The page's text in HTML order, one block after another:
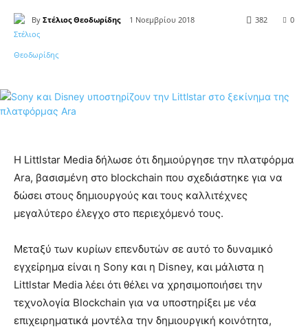
By Στέλιος Θεοδωρίδης 1 Νοεμβρίου 2018 0
382
Η Littlstar Media δήλωσε ότι δημιούργησε την πλατφόρμα
Ara, βασισμένη στο blockchain που σχεδιάστηκε για να
δώσει στους δημιουργούς και τους καλλιτέχνες
μεγαλύτερο έλεγχο στο περιεχόμενό τους.
Μεταξύ των κυρίων επενδυτών σε αυτό το δυναμικό
εγχείρημα είναι η Sony και η Disney, και μάλιστα η
Littlstar Media λέει ότι θέλει να χρησιμοποιήσει την
τεχνολογία Blockchain για να υποστηρίξει με νέα
επιχειρηματικά μοντέλα την δημιουργική κοινότητα,